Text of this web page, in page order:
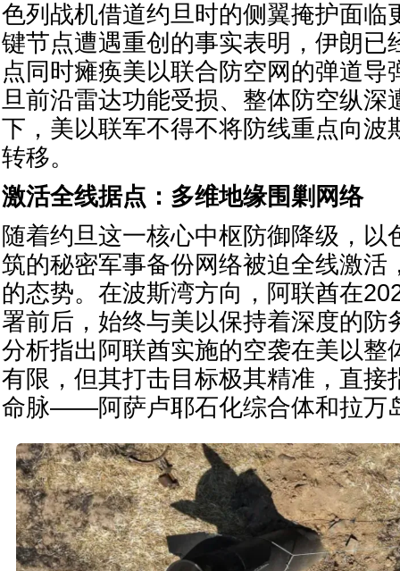
色列战机借道约旦时的侧翼掩护面临
键节点遭遇重创的事实表明，伊朗已
点同时瘫痪美以联合防空网的弹道导
旦前沿雷达功能受损、整体防空纵深
下，美以联军不得不将防线重点向波
转移。
激活全线据点：多维地缘围剿网络
随着约旦这一核心中枢防御降级，以
筑的秘密军事备份网络被迫全线激活
的态势。在波斯湾方向，阿联酋在
署前后，始终与美以保持着深度的防
分析指出阿联酋实施的空袭在美以整
有限，但其打击目标极其精准，直接
命脉——阿萨卢耶石化综合体和拉万